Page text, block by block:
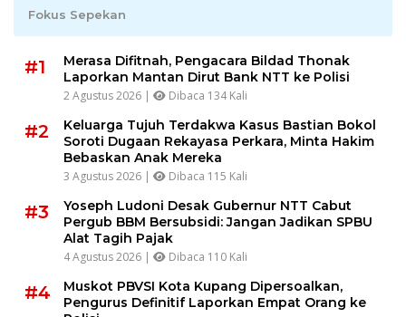
Fokus Sepekan
#1
Merasa Difitnah, Pengacara Bildad Thonak
Laporkan Mantan Dirut Bank NTT ke Polisi
2 Agustus 2026 | Dibaca 134 Kali
#2
Keluarga Tujuh Terdakwa Kasus Bastian Bokol
Soroti Dugaan Rekayasa Perkara, Minta Hakim
Bebaskan Anak Mereka
3 Agustus 2026 | Dibaca 115 Kali
#3
Yoseph Ludoni Desak Gubernur NTT Cabut
Pergub BBM Bersubsidi: Jangan Jadikan SPBU
Alat Tagih Pajak
4 Agustus 2026 | Dibaca 110 Kali
#4
Muskot PBVSI Kota Kupang Dipersoalkan,
Pengurus Definitif Laporkan Empat Orang ke